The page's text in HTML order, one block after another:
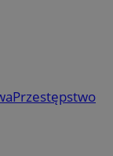
Przestępstwo